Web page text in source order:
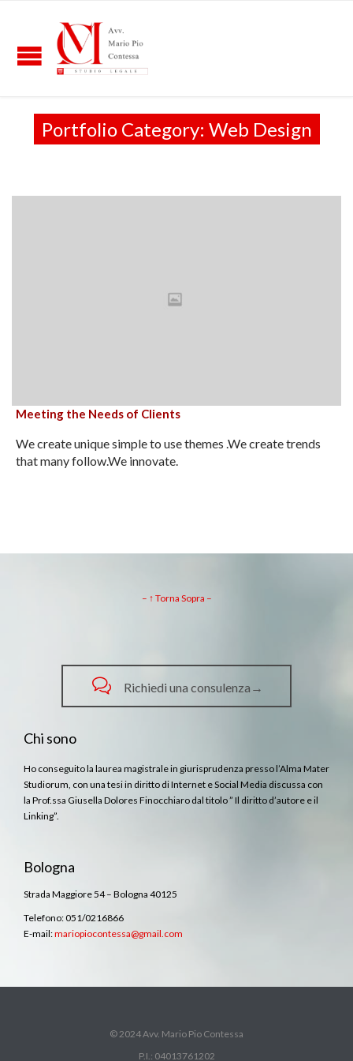
Portfolio Category: Web Design
Meeting the Needs of Clients
We create unique simple to use themes .We create trends
that many follow.We innovate.
– ↑ Torna Sopra –
 Richiedi una consulenza→
Chi sono
Ho conseguito la laurea magistrale in giurisprudenza presso l’Alma Mater
Studiorum, con una tesi in diritto di Internet e Social Media discussa con
la Prof.ssa Giusella Dolores Finocchiaro dal titolo ” Il diritto d’autore e il
Linking”.
Bologna
Strada Maggiore 54 – Bologna 40125
Telefono: 051/0216866
E-mail:mariopiocontessa@gmail.com
© 2024 Avv. Mario Pio Contessa
P.I.: 04013761202